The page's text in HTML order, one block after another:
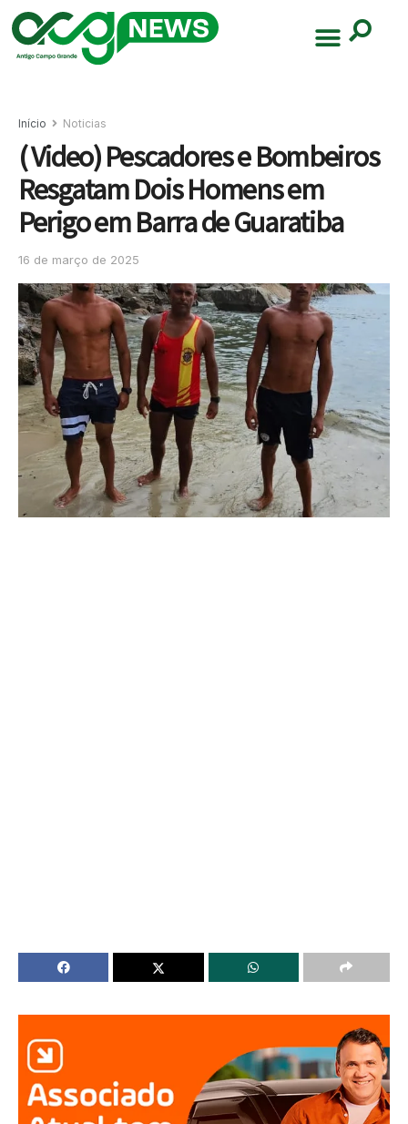
Início Noticias
( Video) Pescadores e Bombeiros
Resgatam Dois Homens em
Perigo em Barra de Guaratiba
16 de março de 2025